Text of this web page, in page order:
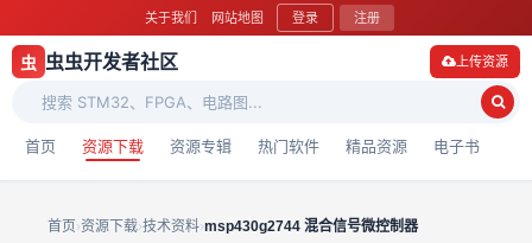
关于我们 网站地图 登录 注册
虫 虫虫开发者社区
首页 资源下载 资源专辑 热门软件 精品资源 电子书
上传资源
首页›资源下载›技术资料›msp430g2744 混合信号微控制器